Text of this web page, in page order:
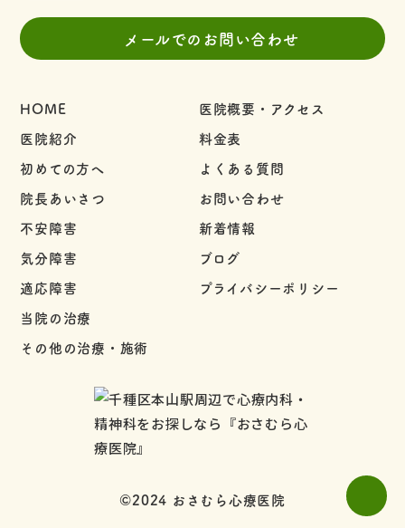
メールでのお問い合わせ
HOME
医院紹介
初めての方へ
院長あいさつ
不安障害
気分障害
適応障害
当院の治療
その他の治療・施術
医院概要・アクセス
料金表
よくある質問
お問い合わせ
新着情報
ブログ
プライバシーポリシー
©2024 おさむら心療医院